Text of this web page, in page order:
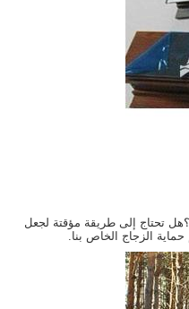
تحتاج إلى طريقة مؤقتة لجعل
الزجاج الخاص بنا.